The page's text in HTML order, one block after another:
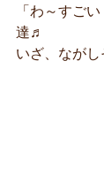
「わ～すご
達♬
いざ、ながし